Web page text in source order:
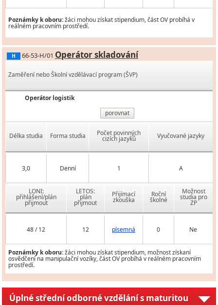
Poznámky k oboru:žáci mohou získat stipendium, část OV probíhá v
reálném pracovním prostředí.
H 66-53-H/01 Operátor skladování
Zaměření nebo Školní vzdělávací program (ŠVP)
Operátor logistik
porovnat
Délka studia Forma studia Počet povinných
cizích jazyků Vyučované jazyky
3,0 Denní 1 A
LONI:
přihlášení/plán
přijmout
LETOS:
plán
přijmout
Přijímací
zkouška
Roční
školné
Možnost
studia pro
ZP
48 / 12 12 písemná 0 Ne
Poznámky k oboru:žáci mohou získat stipendium, možnost získaní
osvědčení na manipulační vozíky, část OV probíhá v reálném pracovním
prostředí.
Úplné střední odborné vzdělání s maturitou